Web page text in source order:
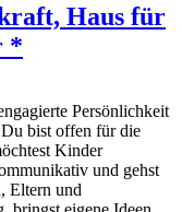
Haus für
*
Persönlichkeit
bist offen für die
Kinder
und gehst
Eltern und